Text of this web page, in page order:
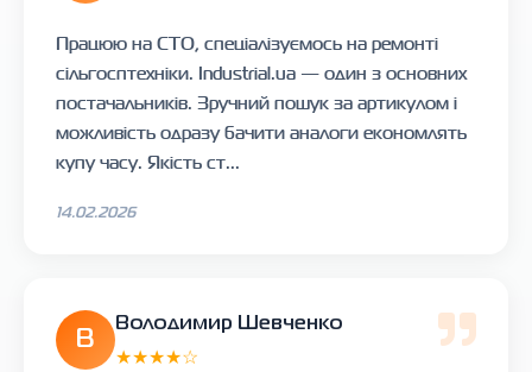
Працюю на СТО, спеціалізуємось на ремонті
сільгосптехніки. Industrial.ua — один з основних
постачальників. Зручний пошук за артикулом і
можливість одразу бачити аналоги економлять
купу часу. Якість ст...
14.02.2026
В
Володимир Шевченко
★★★★☆